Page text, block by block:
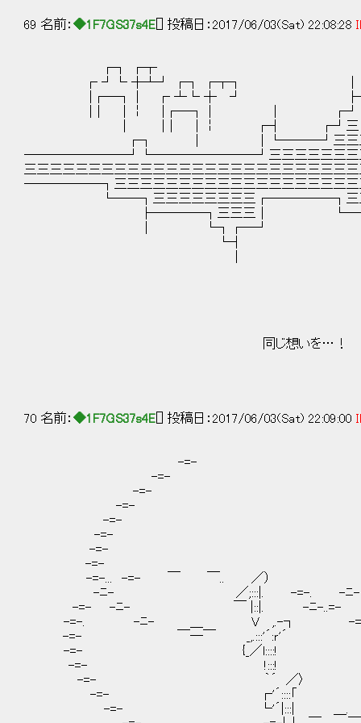
69 名前： ◆1F7GS37s4E [] 投稿日：2017/06/03(Sat) 22:08:28
┌┐ ┌┬
┌ ┘└ ┼┴┘ ┌┐
|┌─┐｜ ┌ ┴└ ┼ ┘
｜| ｜￤ |┌─┐｜ │
| ｜| ｜￤ ┌┤ ┌┘三
┌┐ | │└───┘三三三三三三三
────────┘└────────┘三三三三三三三三三三
三三三三三三三三三三三三三三三三三三三三三三三三三
──────┐三三三三三三三三三三三三三三三三三三三
└──┐三三三三三三三三┌─────┐三三三
├────┐三三三│ └─┐三三
│ └┐┌─┘ └┐三三
└┤ ├─ ┌ ┘└
同じ想いを…！
70 名前： ◆1F7GS37s4E [] 投稿日：2017/06/03(Sat) 22:09:00
-=- -
-=- -
-=- -
-=- -
-=- -
-=- -
-=- -
-=- -
-=-... -=- ￣ ￣.. ／） -
-ﾆ- ／;:::|. -=-. -ﾆ-
-=- -ﾆ- ￣ |::|. -ﾆ-..=-
-=-. -ﾆ- ＿ V ,.-┐ -
-=- ￣―￣ _,.:::'´:ｒ'´ -
-=- {_／l::::! -
-=- !:::! -
-=- ｀´ ／〉
-=- ┌'´::::「
-=- └'´|:::| ＿.